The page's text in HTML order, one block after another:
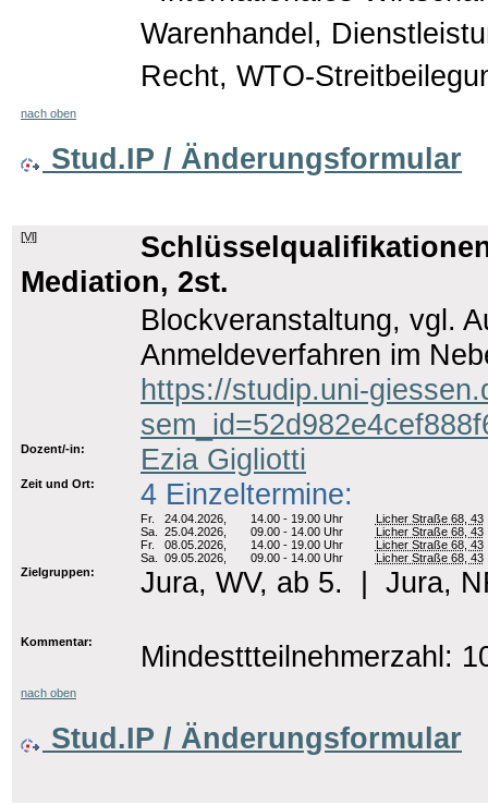
Warenhandel,
Recht, WTO-
nach oben
Stud.IP / Änderungsformular
[Vl]
Mediation, 2st.
Blockveranstaltung, vgl.
Anmeldeverfahren im
https://studip.uni-
Dozent/-in: Ezia Gigliotti
Zeit und Ort: 4 Einzeltermine:
Fr. 24.04.2026, 14.00 - 19.00 Uhr
Licher Straße 68, 43
Sa.
25.04.2026, 09.00 - 14.00 Uhr
Licher Straße 68, 43
Fr.
08.05.2026, 14.00 - 19.00 Uhr
Licher Straße 68, 43
Sa.
09.05.2026, 09.00 - 14.00 Uhr
Licher Straße 68, 43
Zielgruppen:
Jura, WV, ab 5. | Jura,
Kommentar: Mindesttteilnehmerzahl:
nach oben
Stud.IP / Änderungsformular